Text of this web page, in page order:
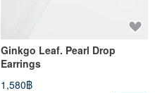
Ginkgo Leaf. Pearl Drop
Earrings
1,580฿